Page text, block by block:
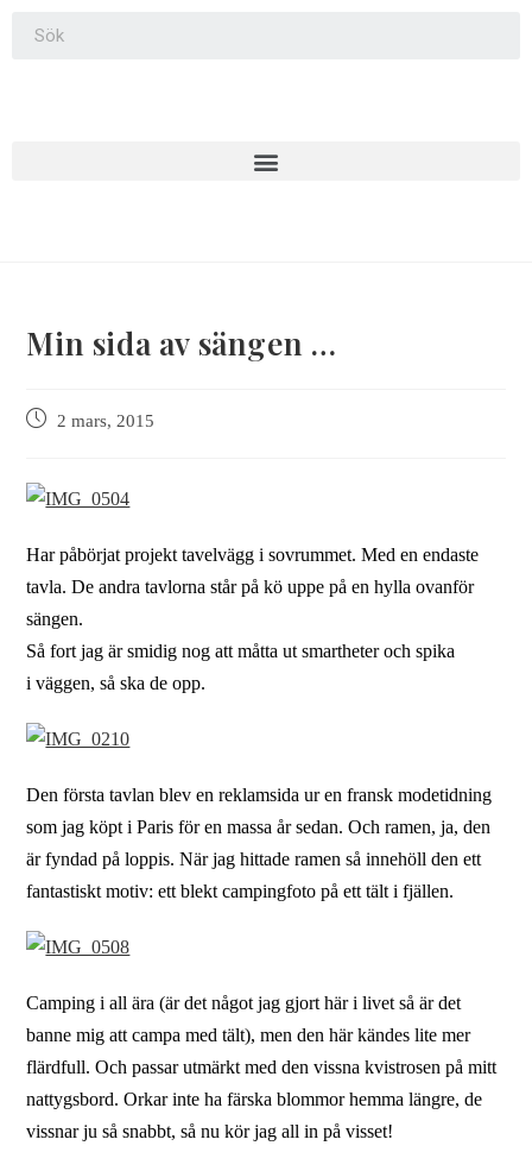
Min sida av sängen …
2 mars, 2015
Har påbörjat projekt tavelvägg i sovrummet. Med en endaste
tavla. De andra tavlorna står på kö uppe på en hylla ovanför
sängen.
Så fort jag är smidig nog att måtta ut smartheter och spika
i väggen, så ska de opp.
Den första tavlan blev en reklamsida ur en fransk modetidning
som jag köpt i Paris för en massa år sedan. Och ramen, ja, den
är fyndad på loppis. När jag hittade ramen så innehöll den ett
fantastiskt motiv: ett blekt campingfoto på ett tält i fjällen.
Camping i all ära (är det något jag gjort här i livet så är det
banne mig att campa med tält), men den här kändes lite mer
flärdfull. Och passar utmärkt med den vissna kvistrosen på mitt
nattygsbord. Orkar inte ha färska blommor hemma längre, de
vissnar ju så snabbt, så nu kör jag all in på visset!